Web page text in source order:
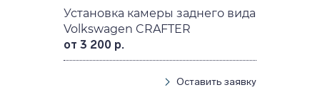
Установка камеры заднего вида
Volkswagen CRAFTER
от 3 200 р.
Оставить заявку